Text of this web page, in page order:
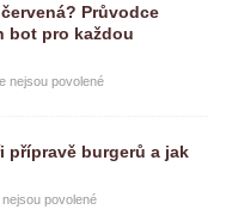
Průvodce
bot pro každou
nejsou povolené
přípravě burgerů a jak
povolené